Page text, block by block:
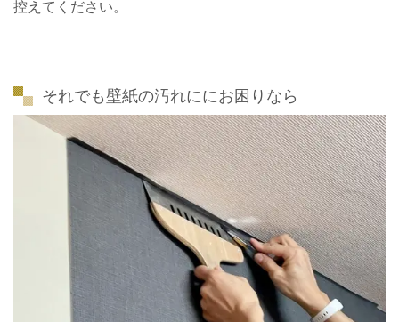
控えてください。
それでも壁紙の汚れににお困りなら